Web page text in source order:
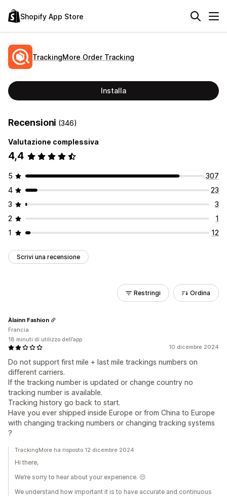
Shopify App Store
TrackingMore Order Tracking
Installa
Recensioni (346)
Valutazione complessiva
4,4
5
307
4
23
3
3
2
1
1
12
Scrivi una recensione
Restringi Ordina
10 dicembre 2024
Do not support first mile + last mile trackings numbers on
different carriers.
If the tracking number is updated or change country no
tracking number is available.
Tracking history go back to start.
Have you ever shipped inside Europe or from China to Europe
with changing tracking numbers or changing tracking systems
?
Àlainn Fashion
Francia
18 minuti di utilizzo dell’app
TrackingMore ha risposto 12 dicembre 2024
Hi there,
We’re sorry to hear about your experience. 😔
We understand how important it is to have accurate and continuous